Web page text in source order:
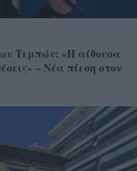
Τεμπών: «Η αίθουσα
– Νέα πίεση στον